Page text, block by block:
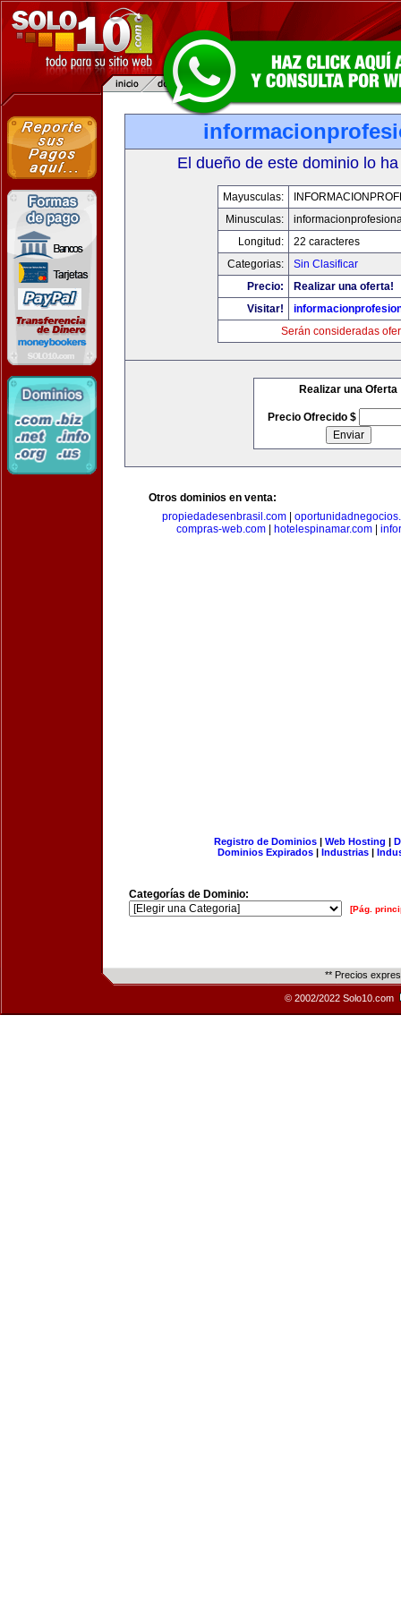
El dueño de este dominio lo
Mayusculas:
Minusculas:
Longitud:
22 caracteres
Categorias:
Sin Clasificar
Precio:
Realizar una oferta!
Visitar!
Serán consideradas
Realizar una Oferta
Precio Ofrecido $
Otros dominios en venta:
propiedadesenbrasil.com
compras-web.com| hotelespinamar.com|
Registro de Dominios| Web Hosting |
Dominios Expirados | Industrias |
Categorías de Dominio:
[Pág.
** Precios
© 2002/2022 Solo10.com